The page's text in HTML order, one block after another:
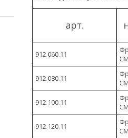
арт.
912.060.11
912.080.11
912.100.11
912.120.11